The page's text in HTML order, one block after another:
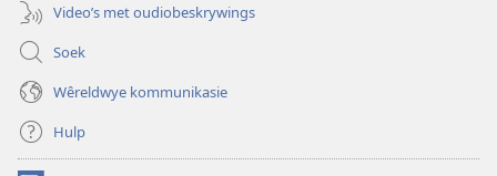
Video’s met oudiobeskrywings
Soek
Wêreldwye kommunikasie
Hulp